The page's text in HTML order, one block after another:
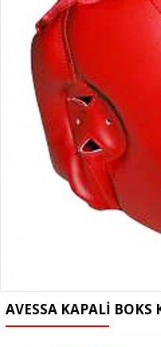
AVESSA KAPALI BOKS